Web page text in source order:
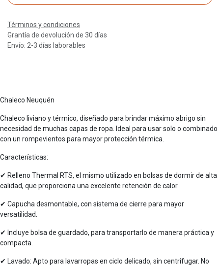
Términos y condiciones
Grantía de devolución de 30 días
Envío: 2-3 días laborables
Chaleco Neuquén
Chaleco liviano y térmico, diseñado para brindar máximo abrigo sin
necesidad de muchas capas de ropa. Ideal para usar solo o combinado
con un rompevientos para mayor protección térmica.
Características:
✔ Relleno Thermal RTS, el mismo utilizado en bolsas de dormir de alta
calidad, que proporciona una excelente retención de calor.
✔ Capucha desmontable, con sistema de cierre para mayor
versatilidad.
✔ Incluye bolsa de guardado, para transportarlo de manera práctica y
compacta.
✔ Lavado: Apto para lavarropas en ciclo delicado, sin centrifugar. No